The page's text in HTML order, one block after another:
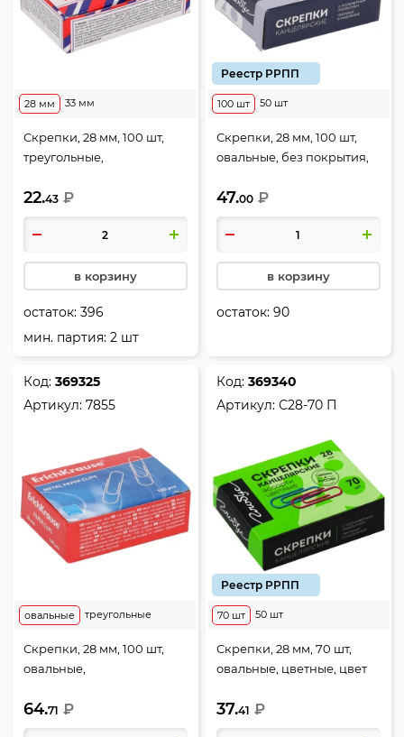
28 мм 33 мм
Скрепки, 28 мм, 100 шт,
треугольные,
серебро, картонная
коробка, Attomex, 4135305
22.43 ₽
в корзину
остаток:396
мин. партия: 2 шт
Реестр РРПП
100 шт 50 шт
Скрепки, 28 мм, 100 шт,
овальные, без покрытия,
коробка, Globus, С28-100 З
47.00 ₽
в корзину
остаток:90
Код:369325
Артикул:7855
треугольные
овальные
Скрепки, 28 мм, 100 шт,
овальные,
серебро, картонная
коробка, Erich Krause,
64.71 ₽
Код:369340
Артикул:С28-70 П
Реестр РРПП
50 шт
70 шт
Скрепки, 28 мм, 70 шт,
овальные, цветные, цвет
коробка, Globus, С28-70 П
37.41 ₽